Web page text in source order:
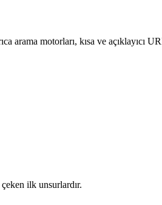
arama motorları, kısa ve açıklayıcı
ilk unsurlardır.